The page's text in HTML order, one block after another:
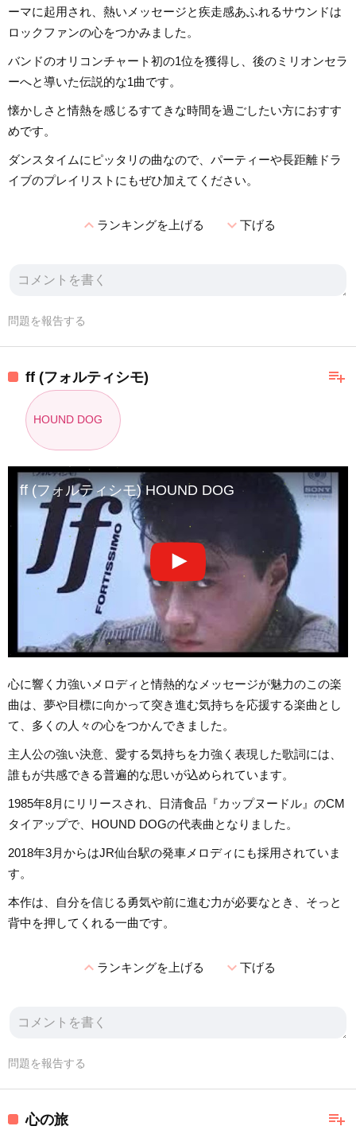
ーマに起用され、熱いメッセージと疾走感あふれるサウンドは
ロックファンの心をつかみました。
バンドのオリコンチャート初の1位を獲得し、後のミリオンセラ
ーへと導いた伝説的な1曲です。
懐かしさと情熱を感じるすてきな時間を過ごしたい方におすす
めです。
ダンスタイムにピッタリの曲なので、パーティーや長距離ドラ
イブのプレイリストにもぜひ加えてください。
expand_lessランキングを上げる expand_more下げる
問題を報告する
playlist_add
ff (フォルティシモ)
HOUND DOG
ff (フォルティシモ) HOUND DOG
心に響く力強いメロディと情熱的なメッセージが魅力のこの楽
曲は、夢や目標に向かって突き進む気持ちを応援する楽曲とし
て、多くの人々の心をつかんできました。
主人公の強い決意、愛する気持ちを力強く表現した歌詞には、
誰もが共感できる普遍的な思いが込められています。
1985年8月にリリースされ、日清食品『カップヌードル』のCM
タイアップで、HOUND DOGの代表曲となりました。
2018年3月からはJR仙台駅の発車メロディにも採用されていま
す。
本作は、自分を信じる勇気や前に進む力が必要なとき、そっと
背中を押してくれる一曲です。
expand_lessランキングを上げる expand_more下げる
問題を報告する
playlist_add
心の旅